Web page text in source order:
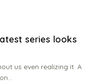
series looks
us even realizing it. A